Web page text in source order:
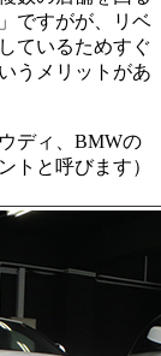
ですがが、リベ
ているためすぐ
うメリットがあ
ディ、BMWの
トと呼びます）